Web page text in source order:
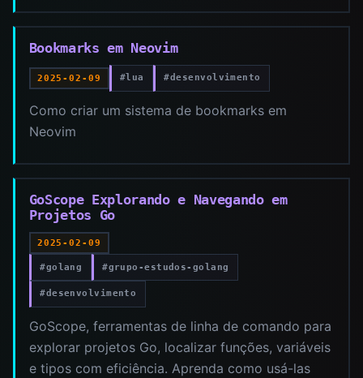
Bookmarks em Neovim
2025-02-09 #lua #desenvolvimento
Como criar um sistema de bookmarks em
Neovim
GoScope Explorando e Navegando em
Projetos Go
2025-02-09
#golang #grupo-estudos-golang
#desenvolvimento
GoScope, ferramentas de linha de comando para
explorar projetos Go, localizar funções, variáveis
e tipos com eficiência. Aprenda como usá-las